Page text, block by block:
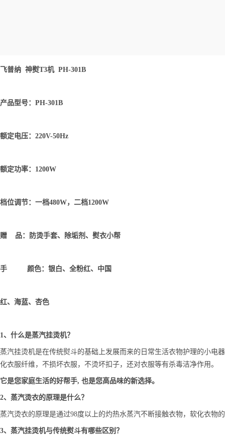
飞普纳 神熨T3机 PH-301B
产品型号：PH-301B
额定电压：220V-50Hz
额定功率：1200W
档位调节：一档480W，二档1200W
赠 品：防烫手套、除垢剂、熨衣小帮
手 颜色：银白、全粉红、中国
红、海蓝、杏色
1、什么是蒸汽挂烫机？
蒸汽挂烫机是在传统熨斗的基础上发展而来的日常生活衣物护理的小电
化衣服纤维，不损坏衣服，不烫坏扣子，还对衣服等有杀毒洁净作用。
它是您家庭生活的好帮手, 也是您高品味的新选择。
2、蒸汽烫衣的原理是什么？
蒸汽烫衣的原理是通过98度以上的灼热水蒸汽不断接触衣物，软化衣物
3、蒸汽挂烫机与传统熨斗有哪些区别？